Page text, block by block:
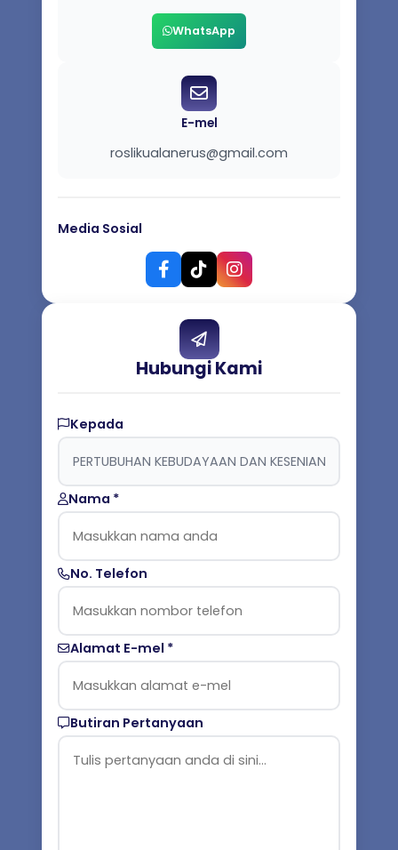
WhatsApp
E-mel
roslikualanerus@gmail.com
Media Sosial
Hubungi Kami
Kepada
Nama *
No. Telefon
Alamat E-mel *
Butiran Pertanyaan